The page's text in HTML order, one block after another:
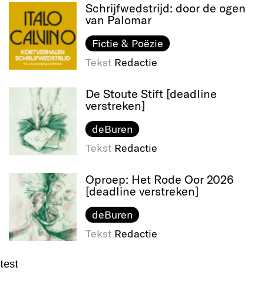
Schrijfwedstrijd: door de ogen
van Palomar
Fictie & Poëzie
Tekst Redactie
De Stoute Stift [deadline
verstreken]
deBuren
Tekst Redactie
Oproep: Het Rode Oor 2026
[deadline verstreken]
deBuren
Tekst Redactie
test